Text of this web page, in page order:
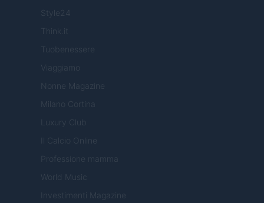
Style24
Think.it
Tuobenessere
Viaggiamo
Nonne Magazine
Milano Cortina
Luxury Club
Il Calcio Online
Professione mamma
World Music
Investimenti Magazine